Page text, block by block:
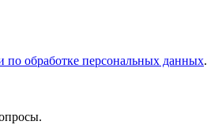
по обработке персональных данных.